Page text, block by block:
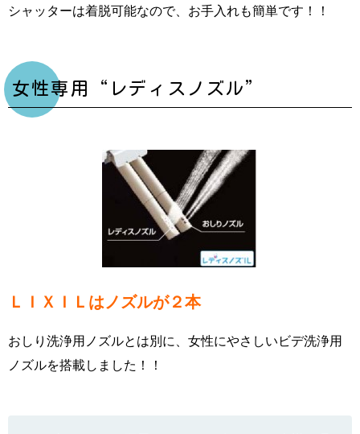
シャッターは着脱可能なので、お手入れも簡単です！！
女性専用“レディスノズル”
ＬＩＸＩＬはノズルが２本
おしり洗浄用ノズルとは別に、女性にやさしいビデ洗浄用
ノズルを搭載しました！！